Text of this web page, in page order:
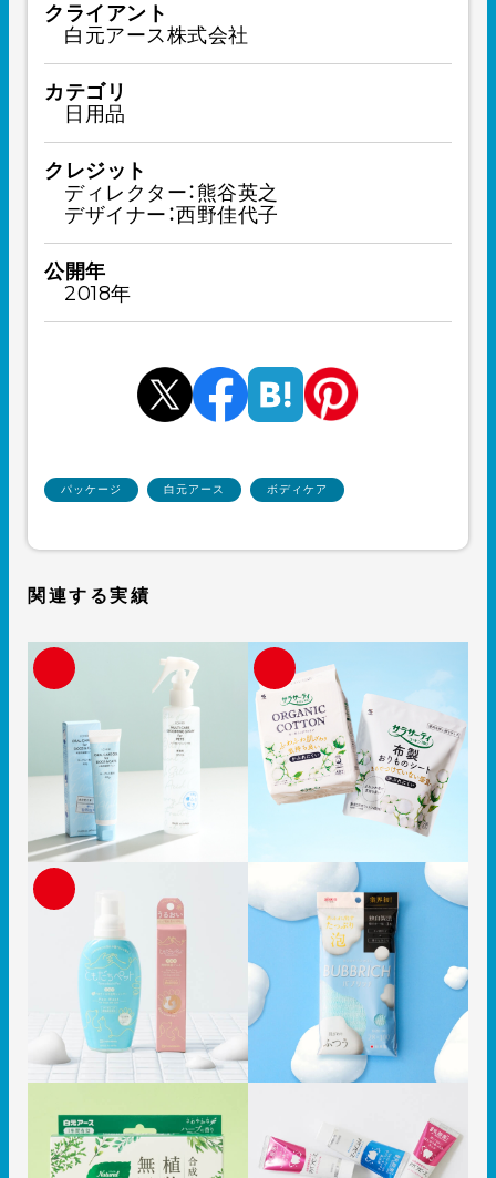
クライアント
白元アース株式会社
カテゴリ
日用品
クレジット
ディレクター：熊谷英之
デザイナー：西野佳代子
公開年
2018年
パッケージ 白元アース ボディケア
関連する実績